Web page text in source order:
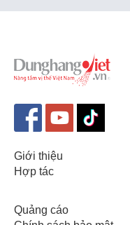
Giới thiệu
Hợp tác
Quảng cáo